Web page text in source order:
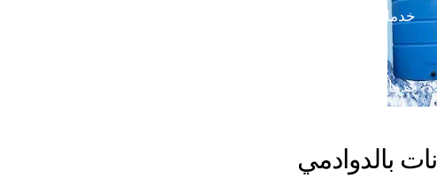
خدماتنا في الباحة
خدماتنا في المدينة المنورة
بالدوادمي